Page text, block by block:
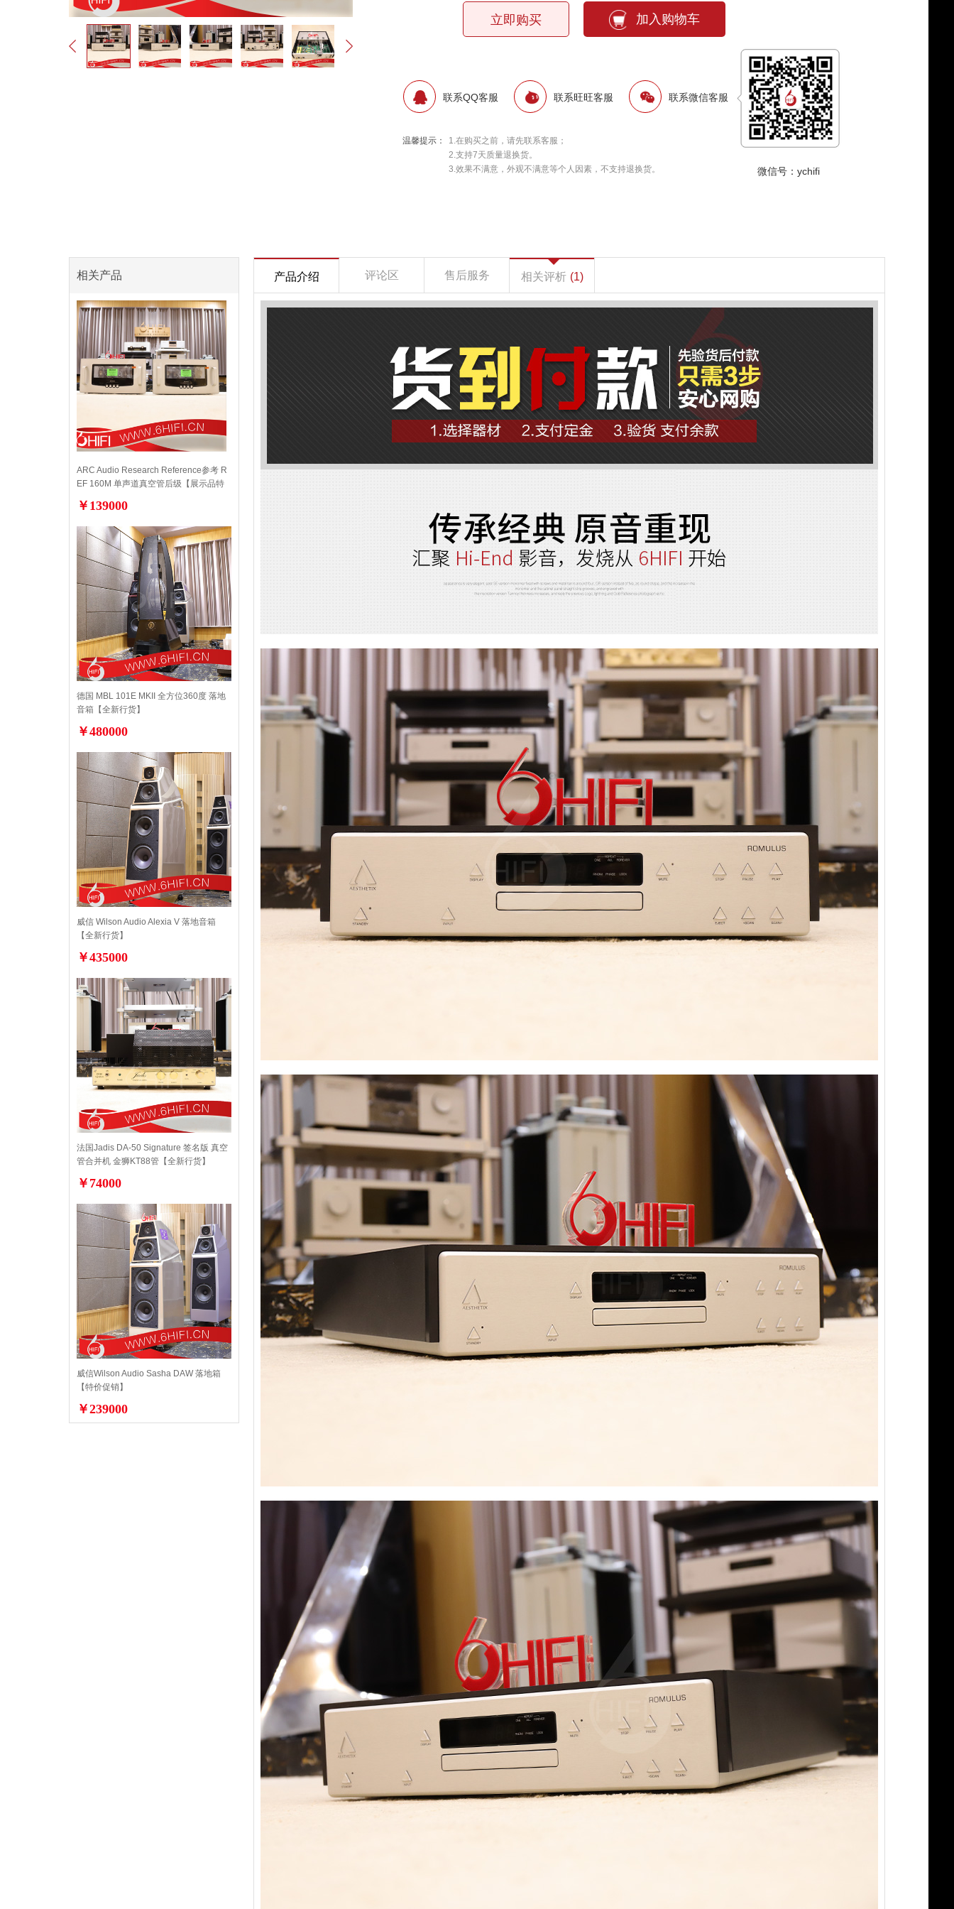
立即购买 加入购物车
联系QQ客服 联系旺旺客服 联系微信客服
微信号：ychifi
温馨提示：
1.在购买之前，请先联系客服；
2.支持7天质量退换货。
3.效果不满意，外观不满意等个人因素，不支持退换货。
相关产品
ARC Audio Research Reference参考 R
EF 160M 单声道真空管后级【展示品特
￥139000
德国 MBL 101E MKII 全方位360度 落地
音箱【全新行货】
￥480000
威信 Wilson Audio Alexia V 落地音箱
【全新行货】
￥435000
法国Jadis DA-50 Signature 签名版 真空
管合并机 金狮KT88管【全新行货】
￥74000
威信Wilson Audio Sasha DAW 落地箱
【特价促销】
￥239000
产品介绍 评论区 售后服务 相关评析 (1)